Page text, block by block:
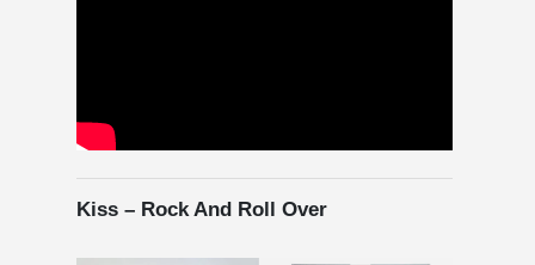
Kiss – Rock And Roll Over